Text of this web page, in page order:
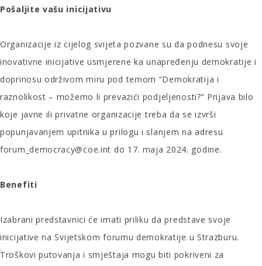
Pošaljite vašu inicijativu
Organizacije iz cijelog svijeta pozvane su da podnesu svoje
inovativne inicijative usmjerene ka unapređenju demokratije i
doprinosu održivom miru pod temom “Demokratija i
raznolikost – možemo li prevazići podjeljenosti?” Prijava bilo
koje javne ili privatne organizacije treba da se izvrši
popunjavanjem upitnika u prilogu i slanjem na adresu
forum_democracy@coe.int do 17. maja 2024. godine.
Benefiti
Izabrani predstavnici će imati priliku da predstave svoje
inicijative na Svijetskom forumu demokratije u Strazburu.
Troškovi putovanja i smještaja mogu biti pokriveni za